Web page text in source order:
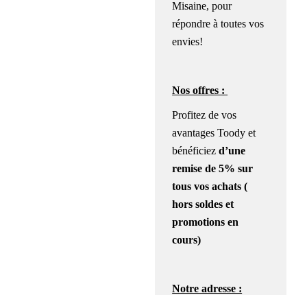
Misaine, pour
répondre à toutes vos
envies!
Nos offres :
Profitez de vos
avantages Toody et
bénéficiezd’une
remise de 5% sur
tous vos achats (
hors soldes et
promotions en
cours)
Notre adresse :